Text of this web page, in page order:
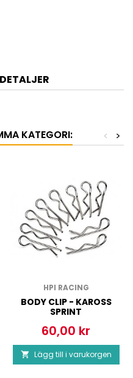
KATEGORI: >
<
HPI RACING
BODY CLIP - KAROSS
SPRINT
Pris
60,00 kr
 Lägg till i varukorgen